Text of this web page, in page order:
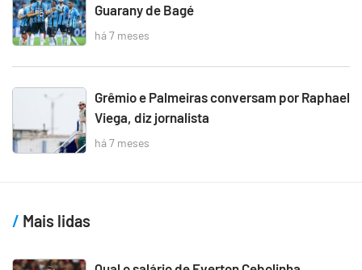
Guarany de Bagé
há 7 meses
Grêmio e Palmeiras conversam por Raphael
Viega, diz jornalista
há 7 meses
Mais lidas